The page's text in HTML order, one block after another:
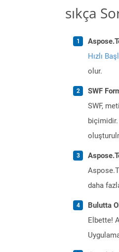
sıkça
Hızlı
olur.
SWF
SWF,
biçimidir.
daha
Bulutta
Elbette!